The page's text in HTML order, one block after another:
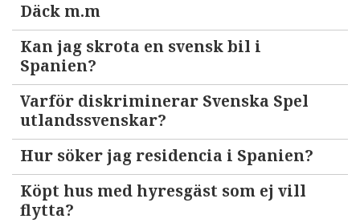
Däck m.m
Kan jag skrota en svensk bil i
Spanien?
Varför diskriminerar Svenska Spel
utlandssvenskar?
Hur söker jag residencia i Spanien?
Köpt hus med hyresgäst som ej vill
flytta?